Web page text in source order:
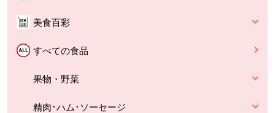
美食百彩
すべての食品
果物・野菜
精肉･ハム･ソーセージ